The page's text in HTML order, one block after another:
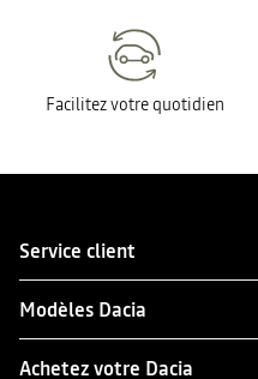
Facilitez votre quotidien
Service client
Modèles Dacia
Achetez votre Dacia